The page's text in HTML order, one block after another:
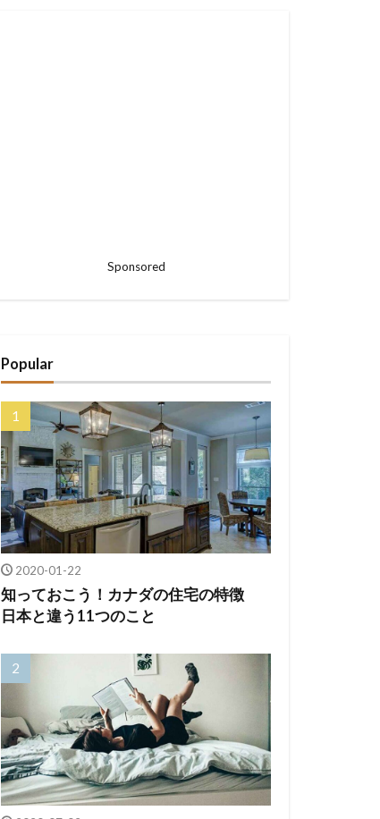
Sponsored
Popular
2020-01-22
知っておこう！カナダの住宅の特徴
日本と違う11つのこと